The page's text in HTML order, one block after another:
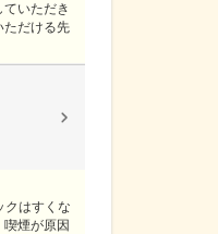
いただき
ただける先
クはすくな
煙が原因